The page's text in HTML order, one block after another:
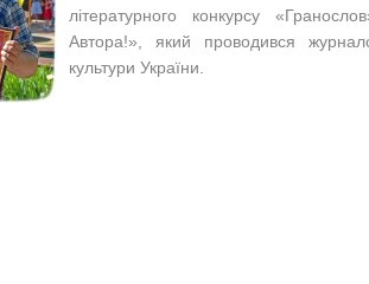
літературного конкурсу
Автора!», який проводився
культури України.